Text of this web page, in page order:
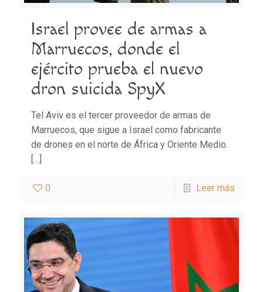
Israel provee de armas a
Marruecos, donde el
ejército prueba el nuevo
dron suicida SpyX
Tel Aviv es el tercer proveedor de armas de
Marruecos, que sigue a Israel como fabricante
de drones en el norte de África y Oriente Medio.
[…]
0 Leer más